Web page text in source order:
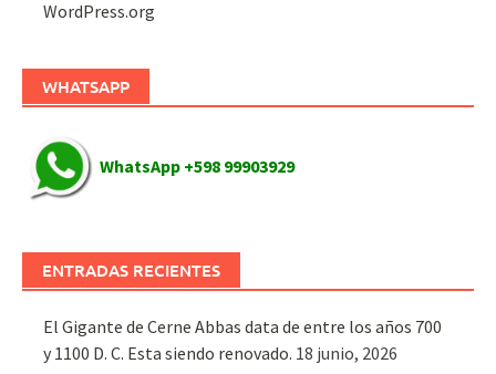
WordPress.org
WHATSAPP
WhatsApp +598 99903929
ENTRADAS RECIENTES
El Gigante de Cerne Abbas data de entre los años 700
y 1100 D. C. Esta siendo renovado. 18 junio, 2026